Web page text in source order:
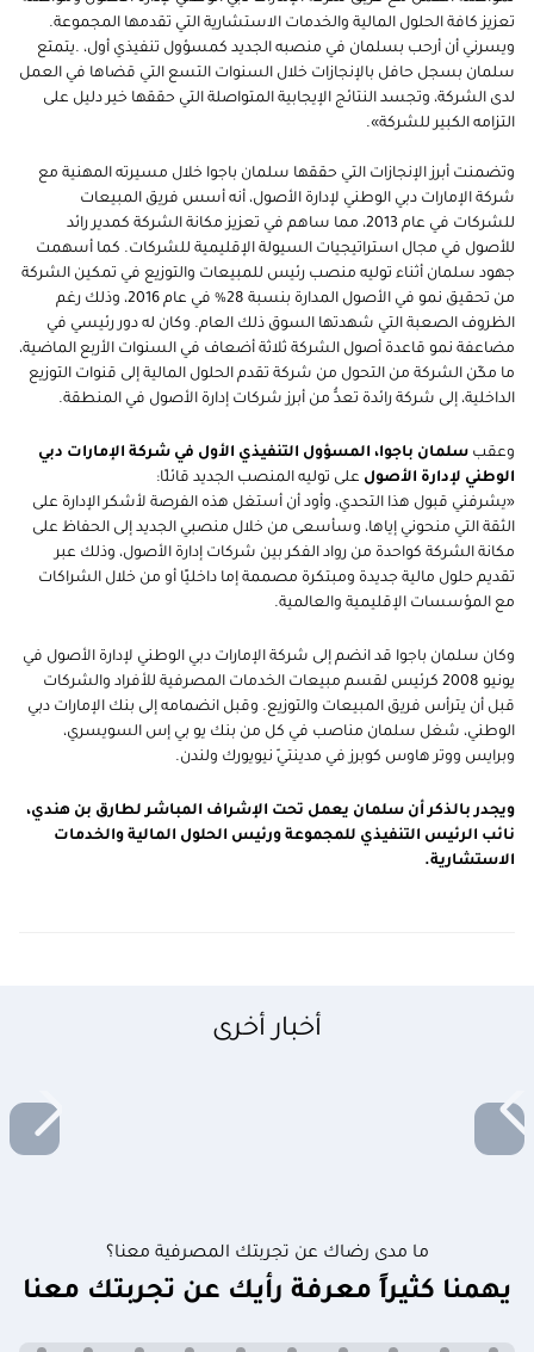
تعزيز كافة الحلول المالية والخدمات الاستشارية التي تقدمها المجموعة.
ويسرني أن أرحب بسلمان في منصبه الجديد كمسؤول تنفيذي أول، .يتمتع
سلمان بسجل حافل بالإنجازات خلال السنوات التسع التي قضاها في العمل
لدى الشركة، وتجسد النتائج الإيجابية المتواصلة التي حققها خير دليل على
التزامه الكبير للشركة».
وتضمنت أبرز الإنجازات التي حققها سلمان باجوا خلال مسيرته المهنية مع
شركة الإمارات دبي الوطني لإدارة الأصول، أنه أسس فريق المبيعات
للشركات في عام 2013، مما ساهم في تعزيز مكانة الشركة كمدير رائد
للأصول في مجال استراتيجيات السيولة الإقليمية للشركات. كما أسهمت
جهود سلمان أثناء توليه منصب رئيس للمبيعات والتوزيع في تمكين الشركة
من تحقيق نمو في الأصول المدارة بنسبة 28% في عام 2016، وذلك رغم
الظروف الصعبة التي شهدتها السوق ذلك العام. وكان له دور رئيسي في
مضاعفة نمو قاعدة أصول الشركة ثلاثة أضعاف في السنوات الأربع الماضية،
ما مكّن الشركة من التحول من شركة تقدم الحلول المالية إلى قنوات التوزيع
الداخلية، إلى شركة رائدة تعدُّ من أبرز شركات إدارة الأصول في المنطقة.
وعقب سلمان باجوا، المسؤول التنفيذي الأول في شركة الإمارات دبي
الوطني لإدارة الأصول على توليه المنصب الجديد قائلًا:
«يشرفني قبول هذا التحدي، وأود أن أستغل هذه الفرصة لأشكر الإدارة على
الثقة التي منحوني إياها، وسأسعى من خلال منصبي الجديد إلى الحفاظ على
مكانة الشركة كواحدة من رواد الفكر بين شركات إدارة الأصول، وذلك عبر
تقديم حلول مالية جديدة ومبتكرة مصممة إما داخليًا أو من خلال الشراكات
مع المؤسسات الإقليمية والعالمية.
وكان سلمان باجوا قد انضم إلى شركة الإمارات دبي الوطني لإدارة الأصول في
يونيو 2008 كرئيس لقسم مبيعات الخدمات المصرفية للأفراد والشركات
قبل أن يترأس فريق المبيعات والتوزيع. وقبل انضمامه إلى بنك الإمارات دبي
الوطني، شغل سلمان مناصب في كل من بنك يو بي إس السويسري،
وبرايس ووتر هاوس كوبرز في مدينتيّ نيويورك ولندن.
ويجدر بالذكر أن سلمان يعمل تحت الإشراف المباشر لطارق بن هندي،
نائب الرئيس التنفيذي للمجموعة ورئيس الحلول المالية والخدمات
الاستشارية.
أخبار أخرى
ما مدى رضاك عن تجربتك المصرفية معنا؟
يهمنا كثيراً معرفة رأيك عن تجربتك معنا